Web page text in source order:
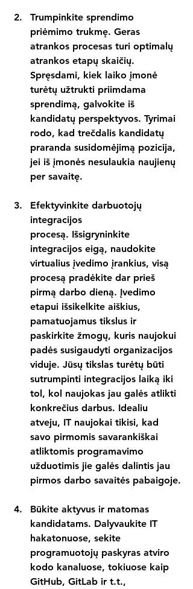
Trumpinkite sprendimo
priėmimo trukmę. Geras
atrankos procesas turi optimalų
atrankos etapų skaičių.
Spręsdami, kiek laiko įmonė
turėtų užtrukti priimdama
sprendimą, galvokite iš
kandidatų perspektyvos. Tyrimai
rodo, kad trečdalis kandidatų
praranda susidomėjimą pozicija,
jei iš įmonės nesulaukia naujienų
per savaitę.
Efektyvinkite darbuotojų
integracijos
procesą. Išsigryninkite
integracijos eigą, naudokite
virtualius įvedimo įrankius, visą
procesą pradėkite dar prieš
pirmą darbo dieną. Įvedimo
etapui išsikelkite aiškius,
pamatuojamus tikslus ir
paskirkite žmogų, kuris naujokui
padės susigaudyti organizacijos
viduje. Jūsų tikslas turėtų būti
sutrumpinti integracijos laiką iki
tol, kol naujokas jau galės atlikti
konkrečius darbus. Idealiu
atveju, IT naujokai tikisi, kad
savo pirmomis savarankiškai
atliktomis programavimo
užduotimis jie galės dalintis jau
pirmos darbo savaitės pabaigoje.
Būkite aktyvus ir matomas
kandidatams. Dalyvaukite IT
hakatonuose, sekite
programuotojų paskyras atviro
kodo kanaluose, tokiuose kaip
GitHub, GitLab ir t.t.,